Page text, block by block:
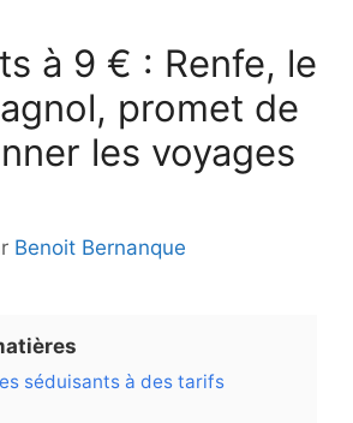
à 9 € : Renfe, le
promet de
les voyages
Benoit Bernanque
séduisants à des tarifs